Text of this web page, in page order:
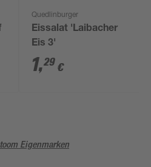
Quedlinburger
Eissalat 'Laibacher
Eis 3'
1,29 €
Eigenmarken